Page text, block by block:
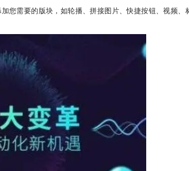
您需要的版块，如轮播、拼接图片、快捷按钮、视频、